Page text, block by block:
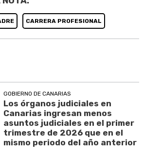
CARRERA PROFESIONAL
GOBIERNO DE CANARIAS
Los órganos judiciales en
Canarias ingresan menos
asuntos judiciales en el primer
trimestre de 2026 que en el
mismo periodo del año anterior